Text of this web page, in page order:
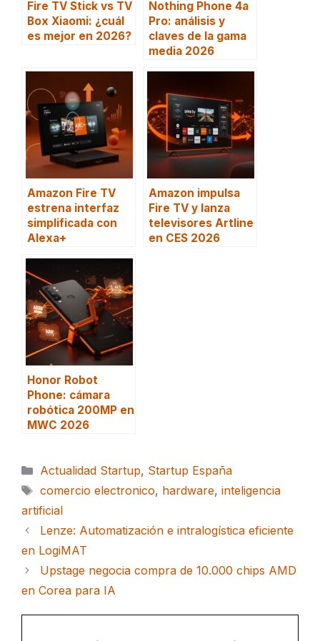
Fire TV Stick vs TV
Box Xiaomi: ¿cuál
es mejor en 2026?
Nothing Phone 4a
Pro: análisis y
claves de la gama
media 2026
Amazon Fire TV
estrena interfaz
simplificada con
Alexa+
Amazon impulsa
Fire TV y lanza
televisores Artline
en CES 2026
Honor Robot
Phone: cámara
robótica 200MP en
MWC 2026
Categorías
Actualidad Startup, Startup España
Etiquetas
comercio electronico, hardware, inteligencia
artificial
Lenze: Automatización e intralogística eficiente
en LogiMAT
Upstage negocia compra de 10.000 chips AMD
en Corea para IA